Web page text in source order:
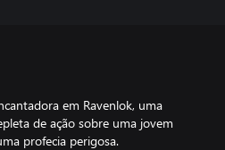
em Ravenlok, uma
de ação sobre uma jovem
profecia perigosa.